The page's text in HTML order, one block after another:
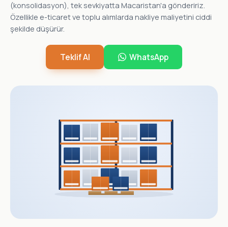
(konsolidasyon), tek sevkiyatta Macaristan'a göndeririz.
Özellikle e-ticaret ve toplu alımlarda nakliye maliyetini ciddi
şekilde düşürür.
Teklif Al WhatsApp